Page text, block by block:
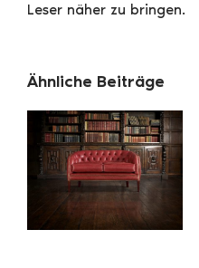
Leser näher zu bringen.
Ähnliche Beiträge